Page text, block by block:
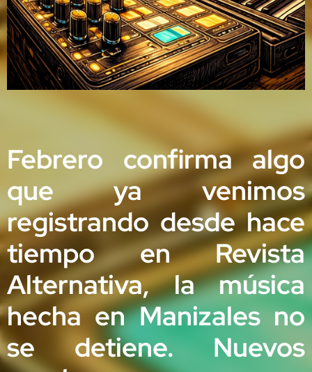
Febrero confirma algo
que ya venimos
registrando desde hace
tiempo en Revista
Alternativa, la música
hecha en Manizales no
se detiene. Nuevos